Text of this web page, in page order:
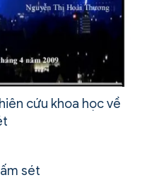
cứu khoa học về
sét